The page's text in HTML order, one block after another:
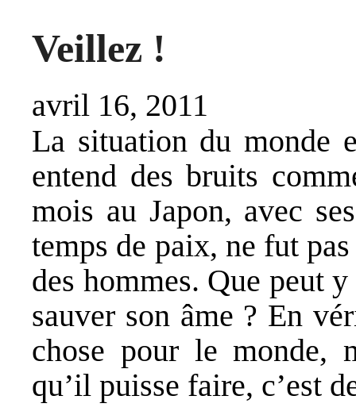
Veillez !
avril 16, 2011
La situation du monde
entend des bruits
mois au Japon, avec
temps de paix, ne fut
des hommes. Que peut
sauver son âme ? En
chose pour le monde,
qu’il puisse faire, c’est